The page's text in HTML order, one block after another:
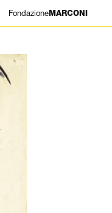
FondazioneMARCONI